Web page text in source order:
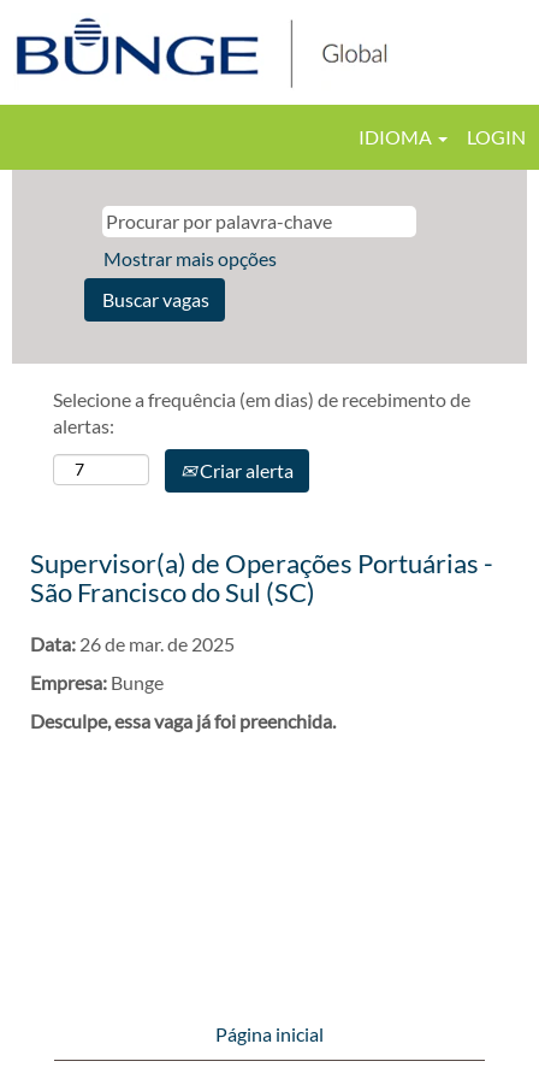
IDIOMA LOGIN
Mostrar mais opções
Selecione a frequência (em dias) de recebimento de
alertas:
Criar alerta
Supervisor(a) de Operações Portuárias -
São Francisco do Sul (SC)
Data: 26 de mar. de 2025
Empresa: Bunge
Desculpe, essa vaga já foi preenchida.
Página inicial